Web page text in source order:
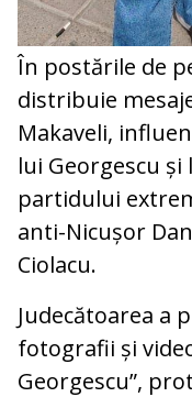
În postările de
distribuie
Makaveli,
lui Georgescu și
partidului
anti-Nicușor
Ciolacu.
Judecătoarea a
fotografii și
Georgescu”,